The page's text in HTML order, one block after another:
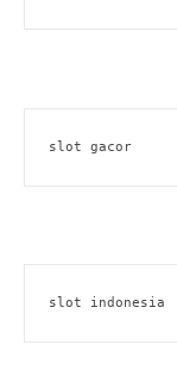
slot gacor
slot indonesia